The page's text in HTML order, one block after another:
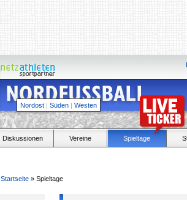
Nordost | Süden | Westen
Diskussionen Vereine Spieltage
Startseite » Spieltage